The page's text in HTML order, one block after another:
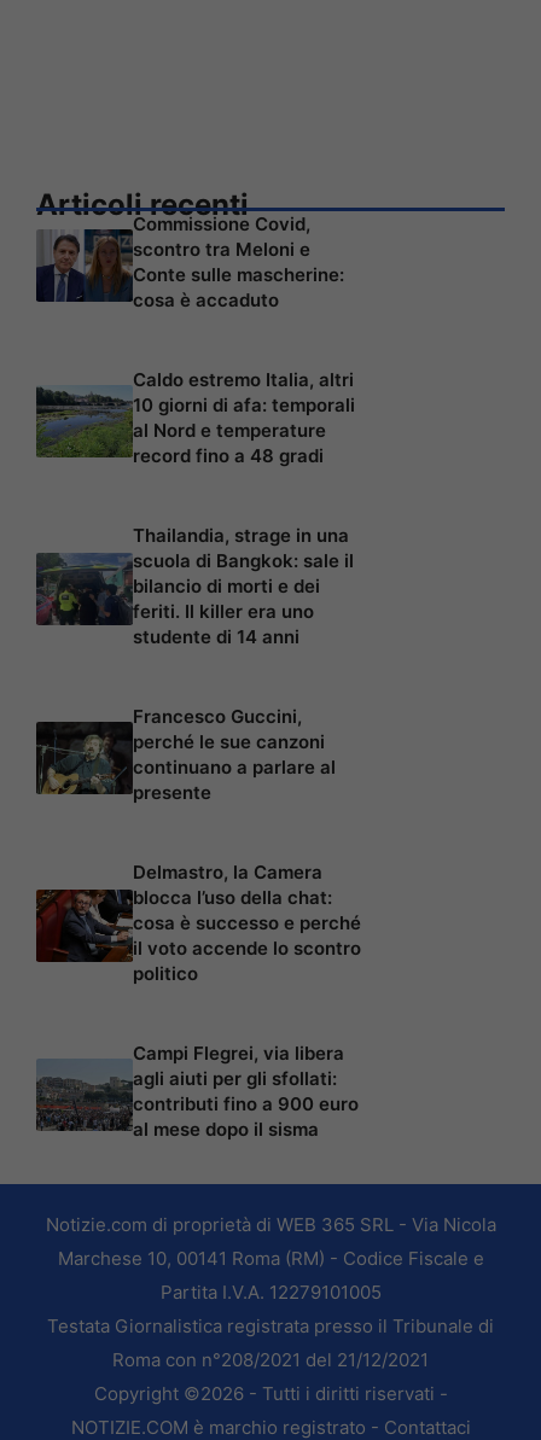
Articoli recenti
Commissione Covid,
scontro tra Meloni e
Conte sulle mascherine:
cosa è accaduto
Caldo estremo Italia, altri
10 giorni di afa: temporali
al Nord e temperature
record fino a 48 gradi
Thailandia, strage in una
scuola di Bangkok: sale il
bilancio di morti e dei
feriti. Il killer era uno
studente di 14 anni
Francesco Guccini,
perché le sue canzoni
continuano a parlare al
presente
Delmastro, la Camera
blocca l’uso della chat:
cosa è successo e perché
il voto accende lo scontro
politico
Campi Flegrei, via libera
agli aiuti per gli sfollati:
contributi fino a 900 euro
al mese dopo il sisma
Notizie.com di proprietà di WEB 365 SRL - Via Nicola
Marchese 10, 00141 Roma (RM) - Codice Fiscale e
Partita I.V.A. 12279101005
Testata Giornalistica registrata presso il Tribunale di
Roma con n°208/2021 del 21/12/2021
Copyright ©2026 - Tutti i diritti riservati -
NOTIZIE.COM è marchio registrato - Contattaci